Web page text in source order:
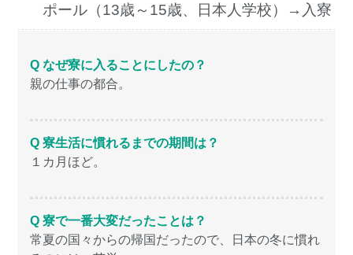
ポール（13歳～15歳、日本人学校）→入寮
Q なぜ寮に入ることにしたの？
親の仕事の都合。
Q 寮生活に慣れるまでの期間は？
１カ月ほど。
Q 寮で一番大変だったことは？
常夏の国々からの帰国だったので、日本の冬に慣れ